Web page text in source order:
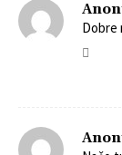
Dobre